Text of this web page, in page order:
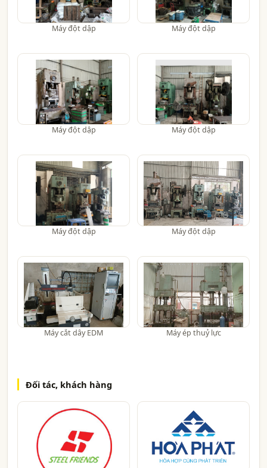
Máy đột dập Máy đột dập
Máy đột dập Máy đột dập
Máy đột dập Máy đột dập
Máy cắt dây EDM Máy ép thuỷ lực
Đối tác, khách hàng